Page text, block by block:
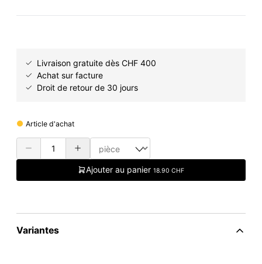
Livraison gratuite dès CHF 400
Achat sur facture
Droit de retour de 30 jours
Article d'achat
Ajouter au panier 18.90 CHF
Variantes